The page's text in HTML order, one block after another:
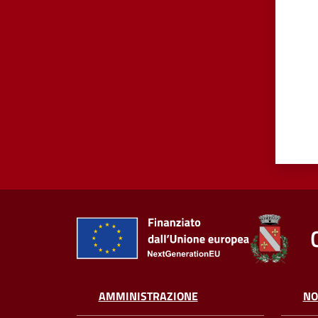
AMMINISTRAZIONE